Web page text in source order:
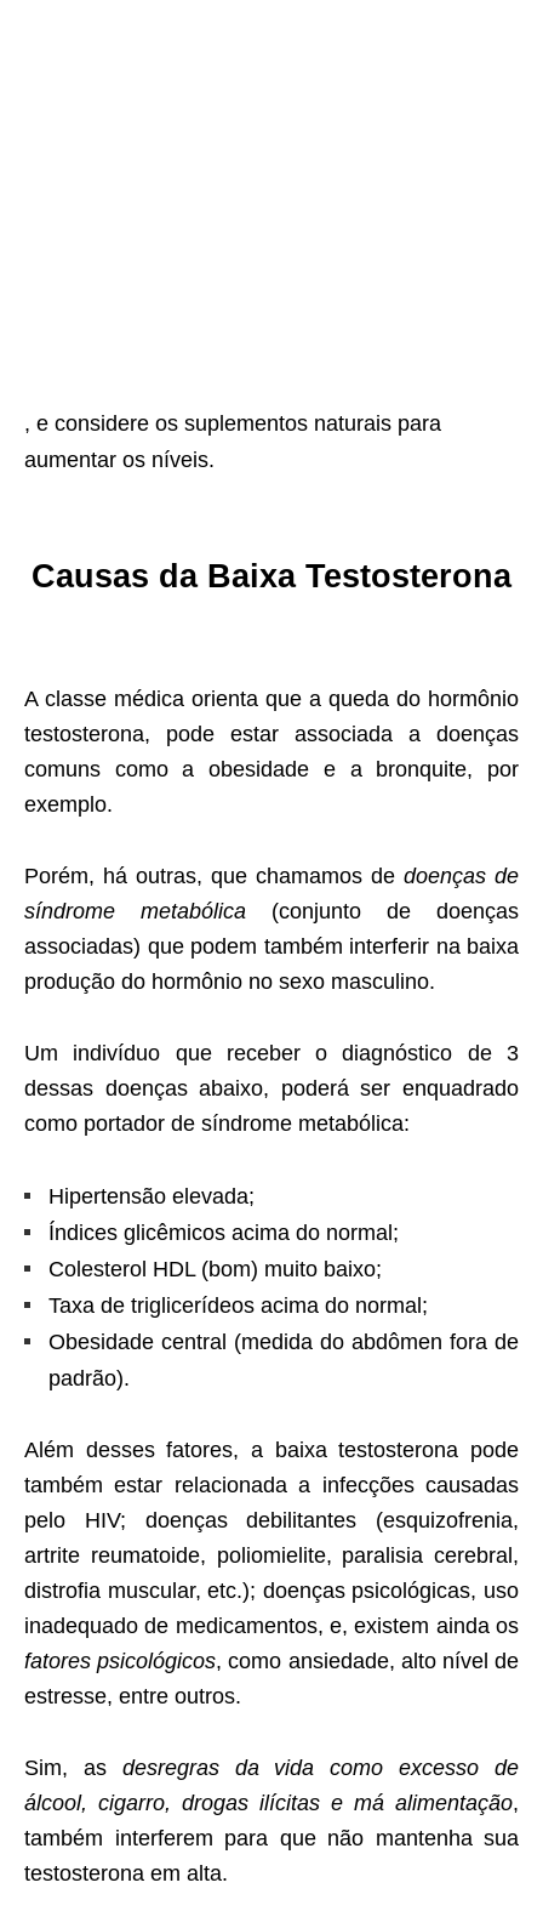
, e considere os suplementos naturais para
aumentar os níveis.
Causas da Baixa Testosterona
A classe médica orienta que a queda do hormônio
testosterona, pode estar associada a doenças
comuns como a obesidade e a bronquite, por
exemplo.
Porém, há outras, que chamamos de doenças de
síndrome metabólica (conjunto de doenças
associadas) que podem também interferir na baixa
produção do hormônio no sexo masculino.
Um indivíduo que receber o diagnóstico de 3
dessas doenças abaixo, poderá ser enquadrado
como portador de síndrome metabólica:
Hipertensão elevada;
Índices glicêmicos acima do normal;
Colesterol HDL (bom) muito baixo;
Taxa de triglicerídeos acima do normal;
Obesidade central (medida do abdômen fora de
padrão).
Além desses fatores, a baixa testosterona pode
também estar relacionada a infecções causadas
pelo HIV; doenças debilitantes (esquizofrenia,
artrite reumatoide, poliomielite, paralisia cerebral,
distrofia muscular, etc.); doenças psicológicas, uso
inadequado de medicamentos, e, existem ainda os
fatores psicológicos, como ansiedade, alto nível de
estresse, entre outros.
Sim, as desregras da vida como excesso de
álcool, cigarro, drogas ilícitas e má alimentação,
também interferem para que não mantenha sua
testosterona em alta.